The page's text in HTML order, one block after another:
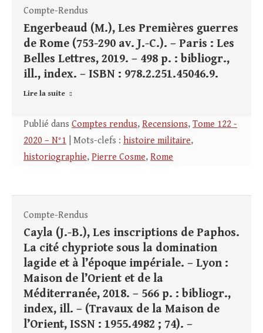
Compte-Rendus
Engerbeaud (M.), Les Premières guerres
de Rome (753-290 av. J.-C.). – Paris : Les
Belles Lettres, 2019. – 498 p. : bibliogr.,
ill., index. – ISBN : 978.2.251.45046.9.
Lire la suite
Publié dans Comptes rendus, Recensions, Tome 122 -
2020 – N°1 | Mots-clefs : histoire militaire,
historiographie, Pierre Cosme, Rome
Compte-Rendus
Cayla (J.-B.), Les inscriptions de Paphos.
La cité chypriote sous la domination
lagide et à l’époque impériale. – Lyon :
Maison de l’Orient et de la
Méditerranée, 2018. – 566 p. : bibliogr.,
index, ill. – (Travaux de la Maison de
l’Orient, ISSN : 1955.4982 ; 74). –